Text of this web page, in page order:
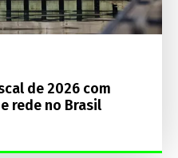
de 2026 com
rede no Brasil